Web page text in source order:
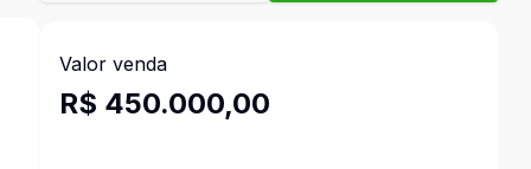
Valor venda
R$ 450.000,00